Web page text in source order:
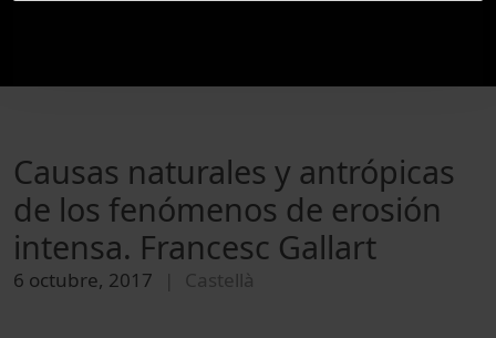
Causas naturales y antrópicas
de los fenómenos de erosión
intensa. Francesc Gallart
6 octubre, 2017 Castellà